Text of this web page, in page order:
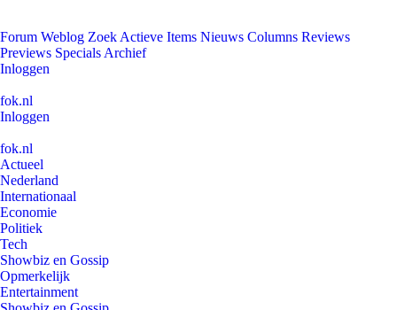
Forum Weblog Zoek Actieve Items Nieuws Columns Reviews
Previews Specials Archief
Inloggen
fok.nl
Inloggen
fok.nl
Actueel
Nederland
Internationaal
Economie
Politiek
Tech
Showbiz en Gossip
Opmerkelijk
Entertainment